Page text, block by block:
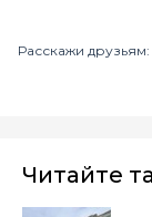
Расскажи друзьям:
Читайте